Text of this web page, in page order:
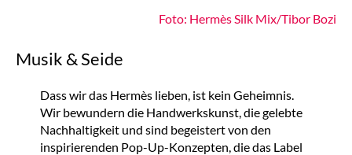
Foto: Hermès Silk Mix/Tibor Bozi
Musik & Seide
Dass wir das Hermès lieben, ist kein Geheimnis.
Wir bewundern die Handwerkskunst, die gelebte
Nachhaltigkeit und sind begeistert von den
inspirierenden Pop-Up-Konzepten, die das Label